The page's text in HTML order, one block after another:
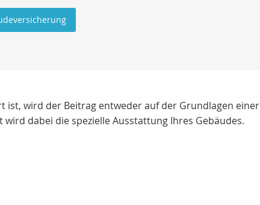
ist, wird der Beitrag entweder auf der Grundlagen
dabei die spezielle Ausstattung Ihres Gebäudes.